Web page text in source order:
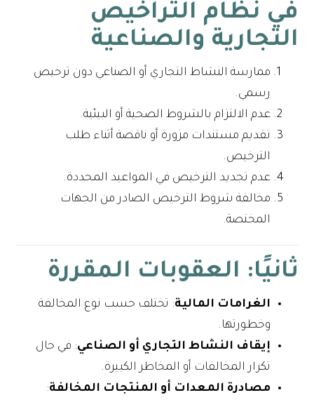
في نظام التراخيص
التجارية والصناعية
ممارسة النشاط التجاري أو الصناعي دون ترخيص
رسمي.
عدم الالتزام بالشروط الصحية أو البيئية.
تقديم مستندات مزورة أو ناقصة أثناء طلب
الترخيص.
عدم تجديد الترخيص في المواعيد المحددة.
مخالفة شروط الترخيص الصادر من الجهات
المختصة.
ثانيًا: العقوبات المقررة
الغرامات المالية: تختلف حسب نوع المخالفة
وخطورتها.
إيقاف النشاط التجاري أو الصناعي: في حال
تكرار المخالفات أو المخاطر الكبيرة.
مصادرة المعدات أو المنتجات المخالفة: